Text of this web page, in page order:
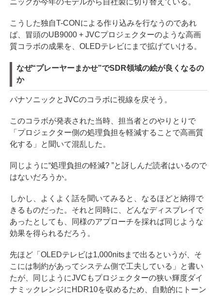
ニックが今年のモデルから自社製に切り替えている。
こうした独自T-CONによる作り込みを行なうのであれ
ば、冒頭のUB9000 + JVCプロジェクターのような高画
質コラボの成果を、OLEDテレビにまで拡げていける。
なぜ“プレーヤーまかせ”でSDR領域の絵が良くなるの
か
パナソニックとJVCのコラボに視線を戻そう。
このコラボが発表された当時、担当者とのやりとりで
「プロジェクター側の処理負担を軽減することで高画質
化する」と聞いて混乱した。
同じように“処理負担の軽減? ”と訝しんだ読者はいるので
はないだろうか。
しかし、よくよく話を聞いてみると、なるほどと納得で
きるものだった。それと同時に、どんなディスプレイで
あったとしても、同様のアプローチを採れば同じような
効果を得られるだろう。
先ほど「OLEDテレビは1,000nitsまで出るというが、そ
こには制約があってシステム側で工夫している」と書い
たが、同じようにJVCもプロジェクターの狭い輝度ダイ
ナミックレンジにHDR10を収めるため、自動的にトーン